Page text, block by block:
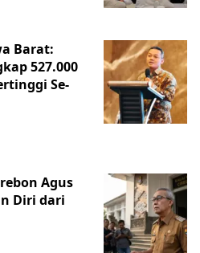
Barat:
527.000
Se-
Agus
Diri dari